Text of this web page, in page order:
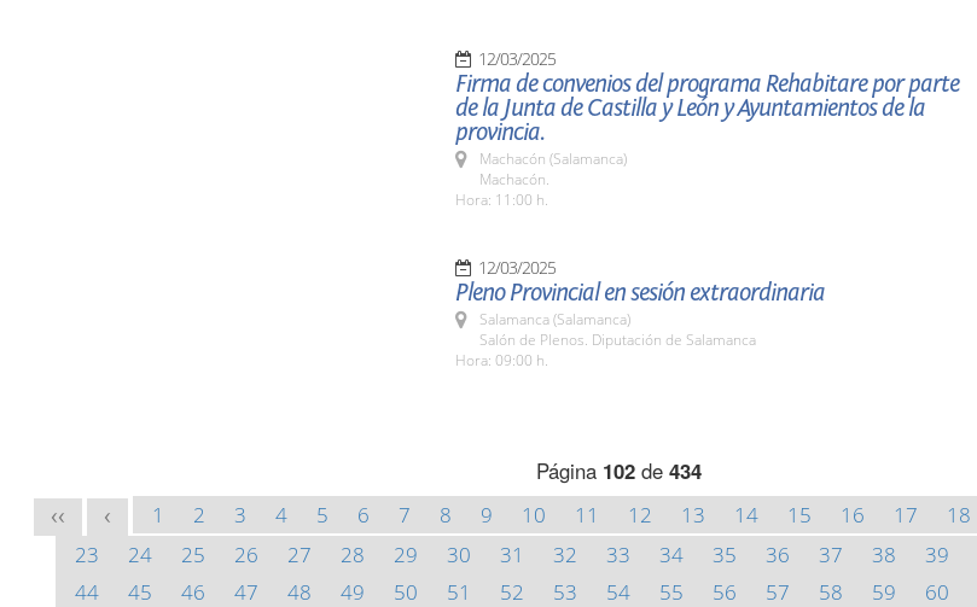
12/03/2025
Firma de convenios del programa Rehabitare por parte
de la Junta de Castilla y León y Ayuntamientos de la
provincia.
Machacón (Salamanca)
Machacón.
Hora: 11:00 h.
12/03/2025
Pleno Provincial en sesión extraordinaria
Salamanca (Salamanca)
Salón de Plenos. Diputación de Salamanca
Hora: 09:00 h.
Página 102de 434
<< < 1 2 3 4 5 6 7 8 9 10 11 12 13 14 15 16 17 18
23
24 25 26 27 28 29 30 31 32 33 34 35 36 37 38 39
44
45 46 47 48 49 50 51 52 53 54 55 56 57 58 59 60